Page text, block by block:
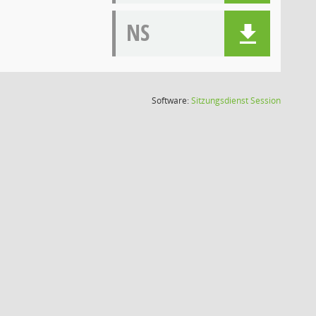
NS
Software:SitzungsdienstSession(Wird in